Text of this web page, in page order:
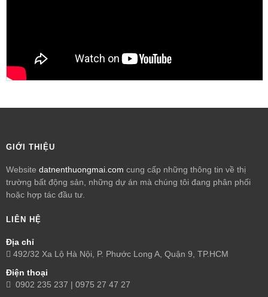
GIỚI THIỆU
Website datnenthuongmai.com cung cấp những thông tin về thị
trường bất động sản, những dự án mà chúng tôi đang phân phối
hoặc hợp tác đầu tư.
LIÊN HỆ
Địa chỉ
492/32 Xa Lộ Hà Nội, P. Phước Long A, Quận 9, TP.HCM
Điện thoại
0902 235 237 | 0975 27 47 27